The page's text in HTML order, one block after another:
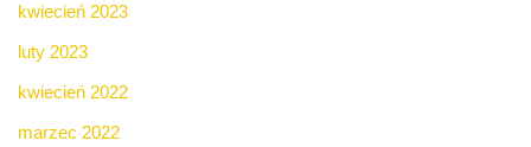
kwiecień 2023
luty 2023
kwiecień 2022
marzec 2022